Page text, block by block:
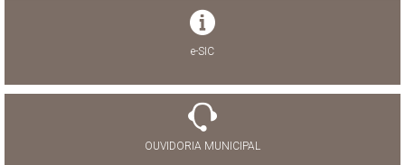
e-SIC
OUVIDORIA MUNICIPAL